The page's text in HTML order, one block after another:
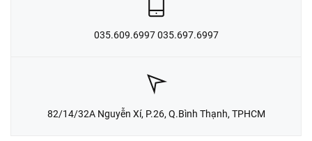
035.609.6997 035.697.6997
82/14/32A Nguyễn Xí, P.26, Q.Bình Thạnh, TPHCM